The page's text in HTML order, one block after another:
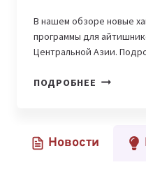
В нашем обзоре новые
программы для
Центральной Азии.
ПОДРОБНЕЕ STARTUP
IT
Новости